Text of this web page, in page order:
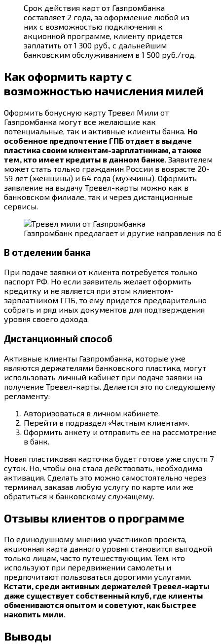
Срок действия карт от Газпромбанка
составляет 2 года, за оформление любой из
них с возможностью подключения к
акционной программе, клиенту придется
заплатить от 1 300 руб., с дальнейшим
банковским обслуживанием в 1 500 руб./год.
Как оформить карту с
возможностью начисления милей
Оформить бонусную карту Тревел Мили от
Газпромбанка могут все желающие как
потенциальные, так и активные клиенты банка. Но
особенное предпочтение ГПБ отдает в выдаче
пластика своим клиентам-зарплатникам, а также
тем, кто имеет кредиты в данном банке . Заявителем
может стать только гражданин России в возрасте 20-
59 лет (женщины) и 64 года (мужчины). Оформить
заявление на выдачу Тревел-карты можно как в
банковском филиале, так и через дистанционные
сервисы.
Газпромбанк предлагает и другие направления
В отделении банка
При подаче заявки от клиента потребуется только
паспорт РФ. Но если заявитель желает оформить
кредитку и не является при этом клиентом-
зарплатником ГПБ, то ему придется предварительно
собрать и ряд иных документов для подтверждения
уровня своего дохода.
Дистанционный способ
Активные клиенты Газпромбанка, которые уже
являются держателями банковского пластика, могут
использовать личный кабинет при подаче заявки на
получение Тревел-карты. Делается это по следующему
регламенту:
Авторизоваться в личном кабинете.
Перейти в подраздел «Частным клиентам».
Оформить анкету и отправить ее на рассмотрение
в банк.
Новая пластиковая карточка будет готова уже спустя 7
суток. Но, чтобы она стала действовать, необходима
активация. Сделать это можно самостоятельно через
терминал, заказав любую услугу по карте или же
обратиться к банковскому служащему.
Отзывы клиентов о программе
По единодушному мнению участников проекта,
акционная карта данного уровня становится выгодной
только лицам, часто путешествующим. Тем, кто
используют при передвижении самолеты и
предпочитают пользоваться дорогими услугами.
Кстати, среди активных держателей Тревел-карты
даже существует собственный клуб, где клиенты
обмениваются опытом и советуют, как быстрее
накопить мили.
Выводы